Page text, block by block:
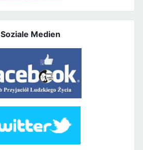
Soziale Medien